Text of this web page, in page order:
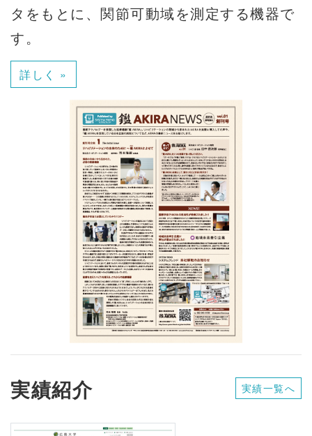
タをもとに、関節可動域を測定する機器で
す。
詳しく »
実績紹介 実績一覧へ